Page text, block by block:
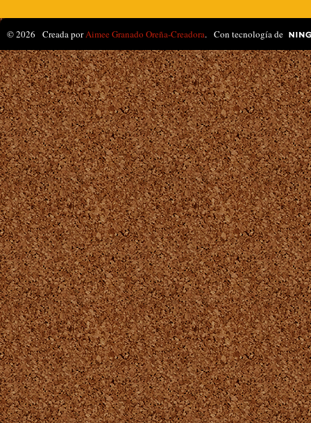
© 2026 Creada porAimee Granado Oreña-Creadora. Con tecnología de